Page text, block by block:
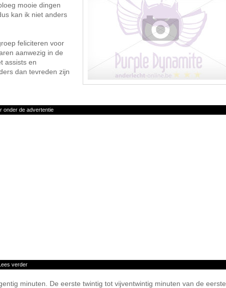
mooie dingen
kan ik niet anders
feliciteren voor
aanwezig in de
assists en
dan tevreden zijn
onder de advertentie
verder
minuten. De eerste twintig tot vijventwintig minuten van de eerste